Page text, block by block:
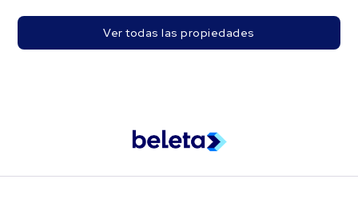
Ver todas las propiedades